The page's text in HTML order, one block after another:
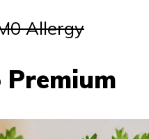
Allergy
Premium